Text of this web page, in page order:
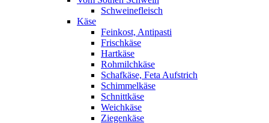
Schweinefleisch
Käse
Feinkost, Antipasti
Frischkäse
Hartkäse
Rohmilchkäse
Schafkäse, Feta Aufstrich
Schimmelkäse
Schnittkäse
Weichkäse
Ziegenkäse